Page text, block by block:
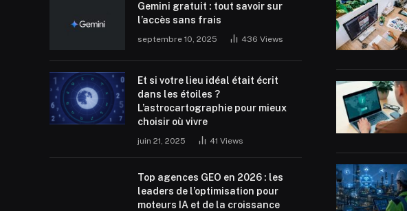
Gemini gratuit : tout savoir sur
l’accès sans frais
septembre 10, 2025 436 Views
Et si votre lieu idéal était écrit
dans les étoiles ?
L’astrocartographie pour mieux
choisir où vivre
juin 21, 2025 41 Views
Top agences GEO en 2026 : les
leaders de l’optimisation pour
moteurs IA et de la croissance